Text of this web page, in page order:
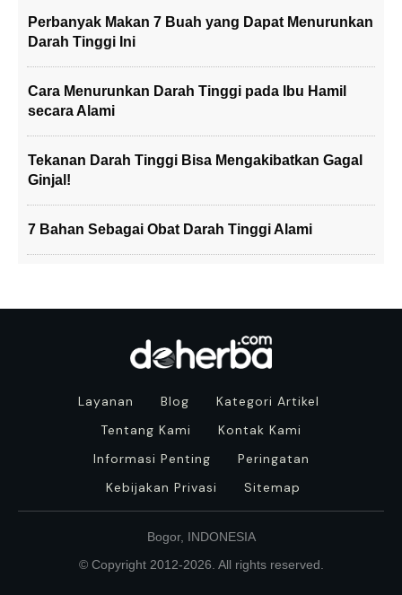
Perbanyak Makan 7 Buah yang Dapat Menurunkan
Darah Tinggi Ini
Cara Menurunkan Darah Tinggi pada Ibu Hamil
secara Alami
Tekanan Darah Tinggi Bisa Mengakibatkan Gagal
Ginjal!
7 Bahan Sebagai Obat Darah Tinggi Alami
Layanan Blog
Kategori Artikel
Tentang Kami
Kontak Kami
Informasi Penting
Peringatan
Kebijakan Privasi
Sitemap
Bogor, INDONESIA
© Copyright 2012-2026. All rights reserved.